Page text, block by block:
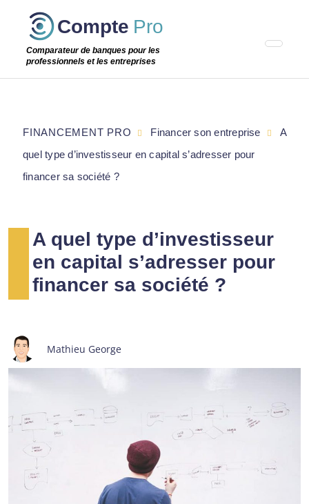
Passer
étape
Compte Pro
Comparateur de banques pour les
professionnels et les entreprises
A quel type d’investisseur
en capital s’adresser pour
financer sa société ?
Mathieu George
FINANCEMENT PRO Financer son entreprise
A
quel type d’investisseur en capital s’adresser pour
financer sa société ?